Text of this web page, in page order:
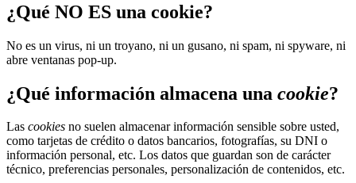
¿Qué NO ES una cookie?
No es un virus, ni un troyano, ni un gusano, ni spam, ni spyware, ni
abre ventanas pop-up.
¿Qué información almacena una cookie?
Las cookies no suelen almacenar información sensible sobre usted,
como tarjetas de crédito o datos bancarios, fotografías, su DNI o
información personal, etc. Los datos que guardan son de carácter
técnico, preferencias personales, personalización de contenidos, etc.